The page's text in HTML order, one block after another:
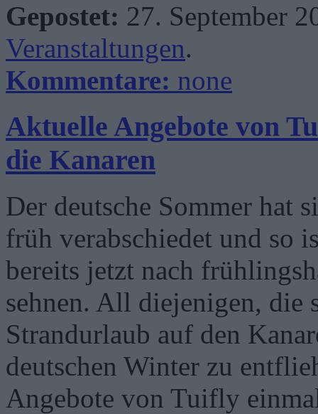
Gepostet: 27. September
Veranstaltungen.
Kommentare: none
Aktuelle Angebote von
die Kanaren
Der deutsche Sommer hat
früh verabschiedet und so
bereits jetzt nach
sehnen. All diejenigen, die
Strandurlaub auf den
deutschen Winter zu
Angebote von Tuifly